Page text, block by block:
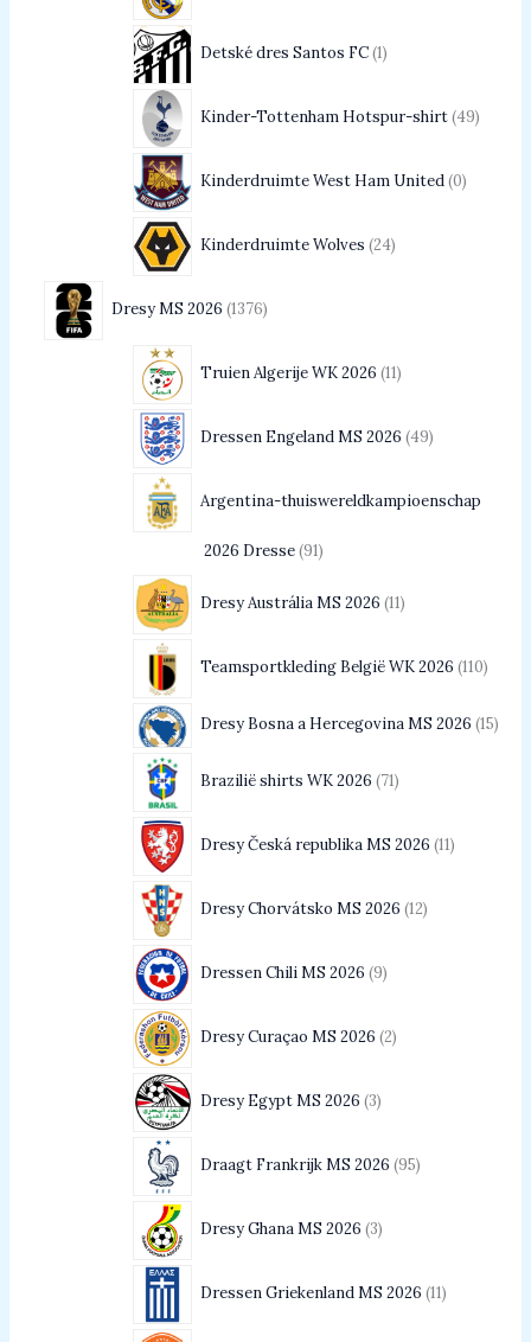
Detské dres Santos FC 1
Kinder-Tottenham Hotspur-shirt 49
Kinderdruimte West Ham United 0
Kinderdruimte Wolves 24
Dresy MS 2026 1376
Truien Algerije WK 2026 11
Dressen Engeland MS 2026 49
Argentina-thuiswereldkampioenschap
2026 Dresse 91
Dresy Austrália MS 2026 11
Teamsportkleding België WK 2026 110
Dresy Bosna a Hercegovina MS 2026 15
Brazilië shirts WK 2026 71
Dresy Česká republika MS 2026 11
Dresy Chorvátsko MS 2026 12
Dressen Chili MS 2026 9
Dresy Curaçao MS 2026 2
Dresy Egypt MS 2026 3
Draagt Frankrijk MS 2026 95
Dresy Ghana MS 2026 3
Dressen Griekenland MS 2026 11